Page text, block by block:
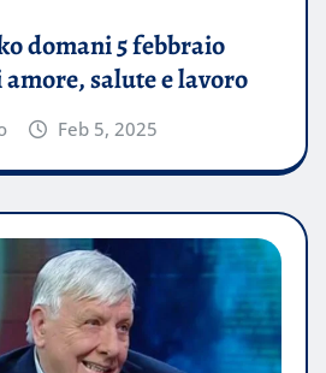
domani 5 febbraio
salute e lavoro
Feb 5, 2025